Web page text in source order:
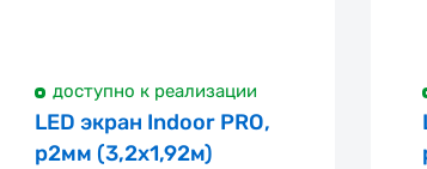
доступно к реализации
LED экран Indoor PRO,
p2мм (3,2х1,92м)